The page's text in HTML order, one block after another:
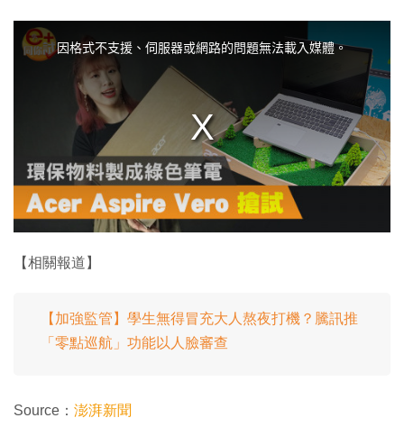
.
因格式不支援、伺服器或網路的問題無法載入媒體。
【相關報道】
【加強監管】學生無得冒充大人熬夜打機？騰訊推
「零點巡航」功能以人臉審查
Source： 澎湃新聞